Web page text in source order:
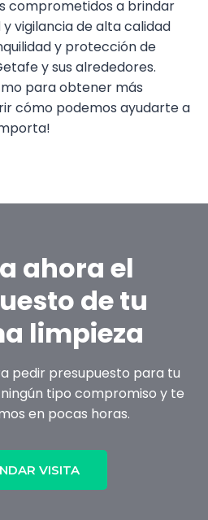
comprometidos a brindar
vigilancia de alta calidad
y protección de
y sus alrededores.
para obtener más
cómo podemos ayudarte a
ahora el
de tu
limpieza
pedir presupuesto para tu
tipo compromiso y te
en pocas horas.
VISITA